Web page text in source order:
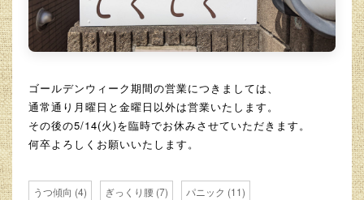
ゴールデンウィーク期間の営業につきましては、
通常通り月曜日と金曜日以外は営業いたします。
その後の5/14(火)を臨時でお休みさせていただきます。
何卒よろしくお願いいたします。
うつ傾向 (4) ぎっくり腰 (7) パニック (11)